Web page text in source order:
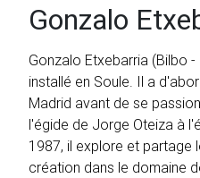
Gonzalo
Gonzalo Etxebarria (Bilbo
installé en Soule. Il a
Madrid avant de se
l'égide de Jorge Oteiza à
1987, il explore et partage
création dans le domaine